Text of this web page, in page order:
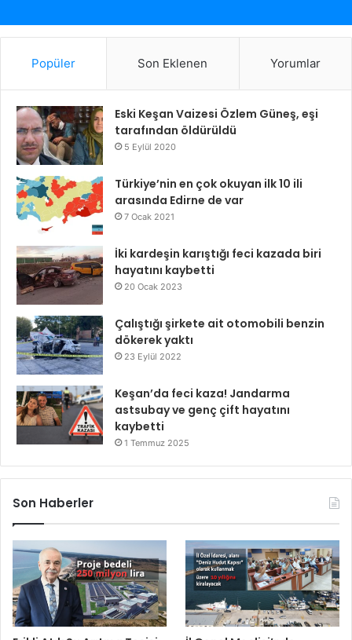
Popüler Son Eklenen Yorumlar
Eski Keşan Vaizesi Özlem Güneş, eşi
tarafından öldürüldü
5 Eylül 2020
Türkiye’nin en çok okuyan ilk 10 ili
arasında Edirne de var
7 Ocak 2021
İki kardeşin karıştığı feci kazada biri
hayatını kaybetti
20 Ocak 2023
Çalıştığı şirkete ait otomobili benzin
dökerek yaktı
23 Eylül 2022
Keşan’da feci kaza! Jandarma
astsubay ve genç çift hayatını
kaybetti
1 Temmuz 2025
Son Haberler